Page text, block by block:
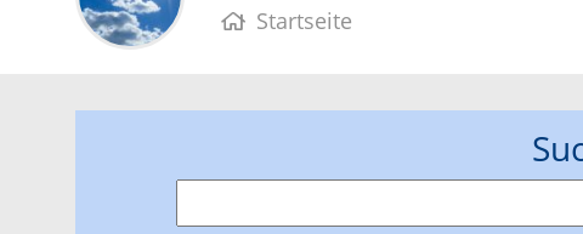
Startseite